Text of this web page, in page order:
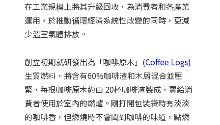
在工業規模上將其升級回收，為消費者和各產業
運用，於推動循環經濟系統性改變的同時，更減
少溫室氣體排放。
創立初期就研發出為「咖啡原木」(Coffee Logs)
生質燃料，將含有60%咖啡渣和木屑混合並壓
緊，每根咖啡原木約由 20杯咖啡渣製成，賣給消
費者使用於室內的燃爐。剛打開包裝袋時有淡淡
的咖啡香，但燃燒時不會聞到咖啡的味道，點燃